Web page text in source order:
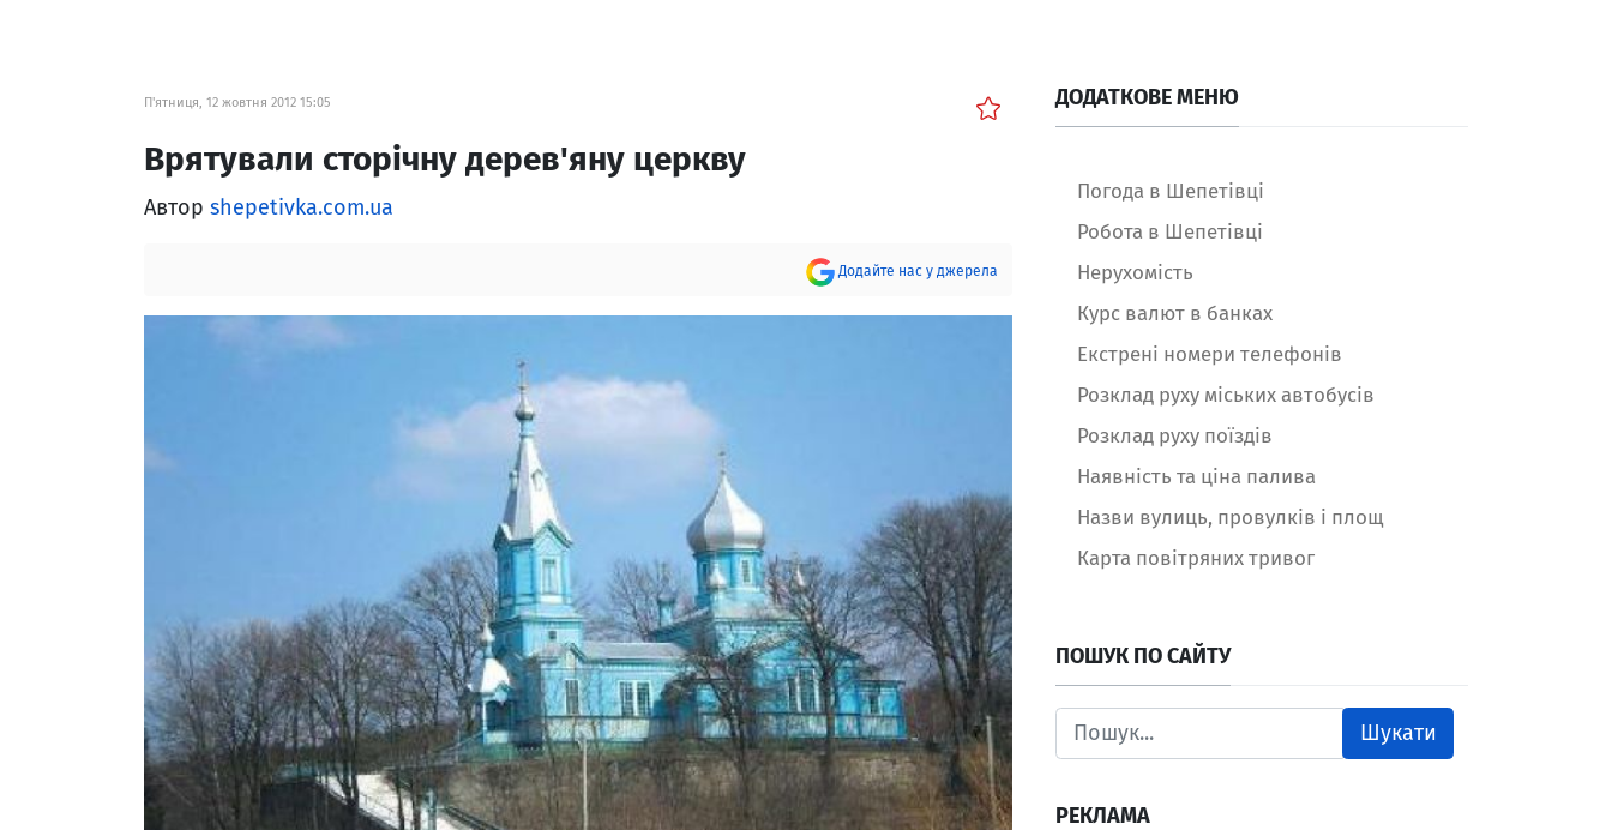
П'ятниця, 12 жовтня 2012 15:05
Врятували сторічну дерев'яну церкву
Автор shepetivka.com.ua
Додайте нас у джерела
ДОДАТКОВЕ МЕНЮ
Погода в Шепетівці
Робота в Шепетівці
Нерухомість
Курс валют в банках
Екстрені номери телефонів
Розклад руху міських автобусів
Розклад руху поїздів
Наявність та ціна палива
Назви вулиць, провулків і площ
Карта повітряних тривог
ПОШУК ПО САЙТУ
Шукати
РЕКЛАМА